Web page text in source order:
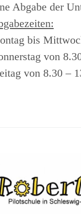
Abgabe der
bis
von
von 8.30 –